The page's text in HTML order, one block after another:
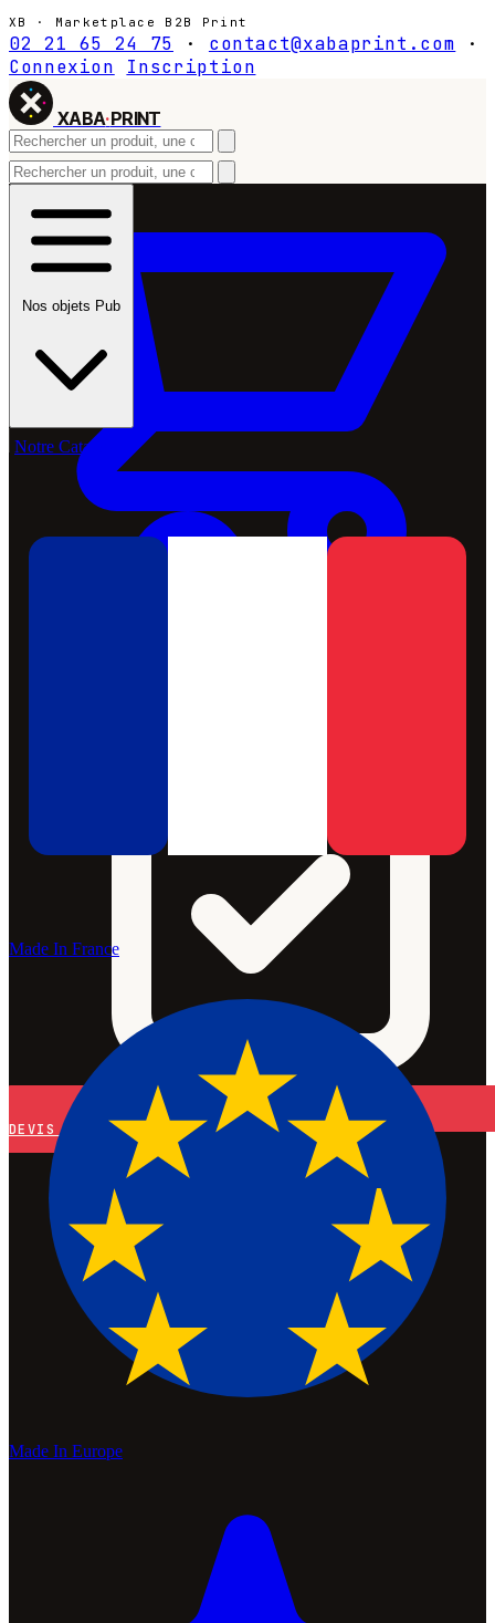
XB · Marketplace B2B Print
02 21 65 24 75 · contact@xabaprint.com
·
Connexion
Inscription
XABA·PRINT
DEVIS
Nos objets Pub
Notre Catalogue
Made In France
Made In Europe